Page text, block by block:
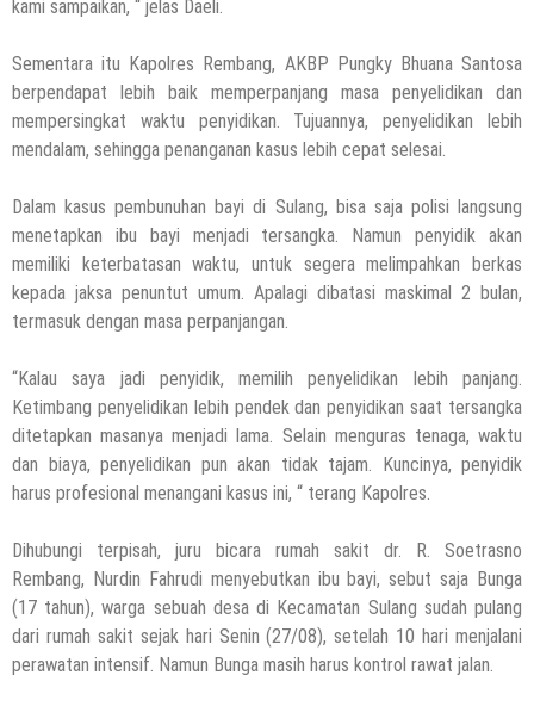
kami sampaikan, “ jelas Daeli.
Sementara itu Kapolres Rembang, AKBP Pungky Bhuana Santosa
berpendapat lebih baik memperpanjang masa penyelidikan dan
mempersingkat waktu penyidikan. Tujuannya, penyelidikan lebih
mendalam, sehingga penanganan kasus lebih cepat selesai.
Dalam kasus pembunuhan bayi di Sulang, bisa saja polisi langsung
menetapkan ibu bayi menjadi tersangka. Namun penyidik akan
memiliki keterbatasan waktu, untuk segera melimpahkan berkas
kepada jaksa penuntut umum. Apalagi dibatasi maskimal 2 bulan,
termasuk dengan masa perpanjangan.
“Kalau saya jadi penyidik, memilih penyelidikan lebih panjang.
Ketimbang penyelidikan lebih pendek dan penyidikan saat tersangka
ditetapkan masanya menjadi lama. Selain menguras tenaga, waktu
dan biaya, penyelidikan pun akan tidak tajam. Kuncinya, penyidik
harus profesional menangani kasus ini, “ terang Kapolres.
Dihubungi terpisah, juru bicara rumah sakit dr. R. Soetrasno
Rembang, Nurdin Fahrudi menyebutkan ibu bayi, sebut saja Bunga
(17 tahun), warga sebuah desa di Kecamatan Sulang sudah pulang
dari rumah sakit sejak hari Senin (27/08), setelah 10 hari menjalani
perawatan intensif. Namun Bunga masih harus kontrol rawat jalan.